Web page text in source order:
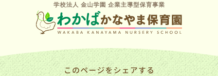
学校法人 金山学園 企業主導型保育事業
このページをシェアする